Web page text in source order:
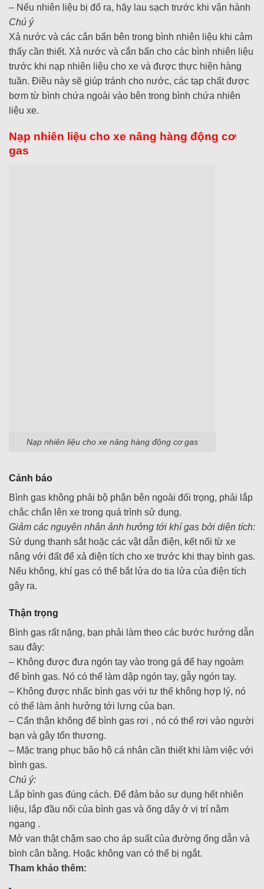
– Nếu nhiên liệu bị đổ ra, hãy lau sạch trước khi vận hành
Chú ý
Xả nước và các cắn bẩn bên trong bình nhiên liệu khi cảm
thấy cần thiết. Xả nước và cắn bẩn cho các bình nhiên liệu
trước khi nạp nhiên liệu cho xe và được thực hiện hàng
tuần. Điều này sẽ giúp tránh cho nước, các tạp chất được
bơm từ bình chứa ngoài vào bên trong bình chứa nhiên
liệu xe.
Nạp nhiên liệu cho xe nâng hàng động cơ
gas
Nạp nhiên liệu cho xe nâng hàng động cơ gas
Cảnh báo
Bình gas không phải bộ phận bên ngoài đối trọng, phải lắp
chắc chắn lên xe trong quá trình sử dụng.
Giảm các nguyên nhân ảnh hưởng tới khí gas bởi diện tích:
Sử dụng thanh sắt hoặc các vật dẫn điện, kết nối từ xe
nâng với đất để xả điện tích cho xe trước khi thay bình gas.
Nếu không, khí gas có thể bắt lửa do tia lửa của điện tích
gây ra.
Thận trọng
Bình gas rất nặng, bạn phải làm theo các bước hướng dẫn
sau đây:
– Không được đưa ngón tay vào trong gá để hay ngoàm
để bình gas. Nó có thể làm dập ngón tay, gẫy ngón tay.
– Không được nhấc bình gas với tư thế không hợp lý, nó
có thể làm ảnh hưởng tới lưng của bạn.
– Cẩn thận không để bình gas rơi , nó có thể rơi vào người
bạn và gây tổn thương.
– Mặc trang phục bảo hộ cá nhân cần thiết khi làm việc với
bình gas.
Chú ý:
Lắp bình gas đúng cách. Để đảm bảo sự dụng hết nhiên
liệu, lắp đầu nối của bình gas và ống dây ở vị trí nằm
ngang .
Mở van thật chậm sao cho áp suất của đường ống dẫn và
bình cân bằng. Hoặc không van có thể bị ngắt.
Tham khảo thêm: